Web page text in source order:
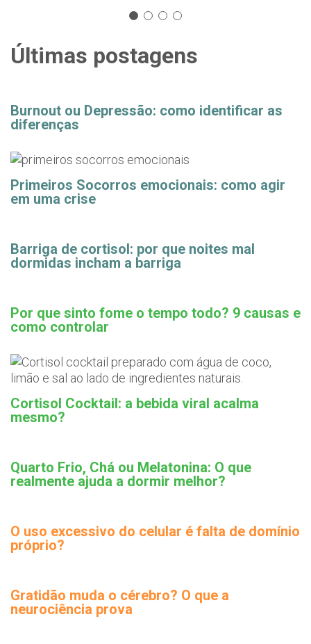
Últimas postagens
Burnout ou Depressão: como identificar as
diferenças
Primeiros Socorros emocionais: como agir
em uma crise
Barriga de cortisol: por que noites mal
dormidas incham a barriga
Por que sinto fome o tempo todo? 9 causas e
como controlar
Cortisol Cocktail: a bebida viral acalma
mesmo?
Quarto Frio, Chá ou Melatonina: O que
realmente ajuda a dormir melhor?
O uso excessivo do celular é falta de domínio
próprio?
Gratidão muda o cérebro? O que a
neurociência prova